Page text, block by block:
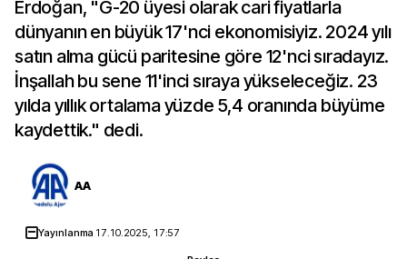
Erdoğan, "G-20 üyesi olarak cari fiyatlarla
dünyanın en büyük 17'nci ekonomisiyiz. 2024 yılı
satın alma gücü paritesine göre 12'nci sıradayız.
İnşallah bu sene 11'inci sıraya yükseleceğiz. 23
yılda yıllık ortalama yüzde 5,4 oranında büyüme
kaydettik." dedi.
AA
Yayınlanma 17.10.2025, 17:57